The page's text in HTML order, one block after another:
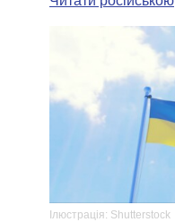
Ілюстрація: Shutterstock